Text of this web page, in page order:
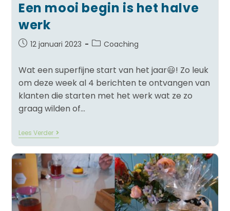
Een mooi begin is het halve
werk
12 januari 2023 Coaching
Wat een superfijne start van het jaar😃! Zo leuk
om deze week al 4 berichten te ontvangen van
klanten die starten met het werk wat ze zo
graag wilden of…
Lees Verder